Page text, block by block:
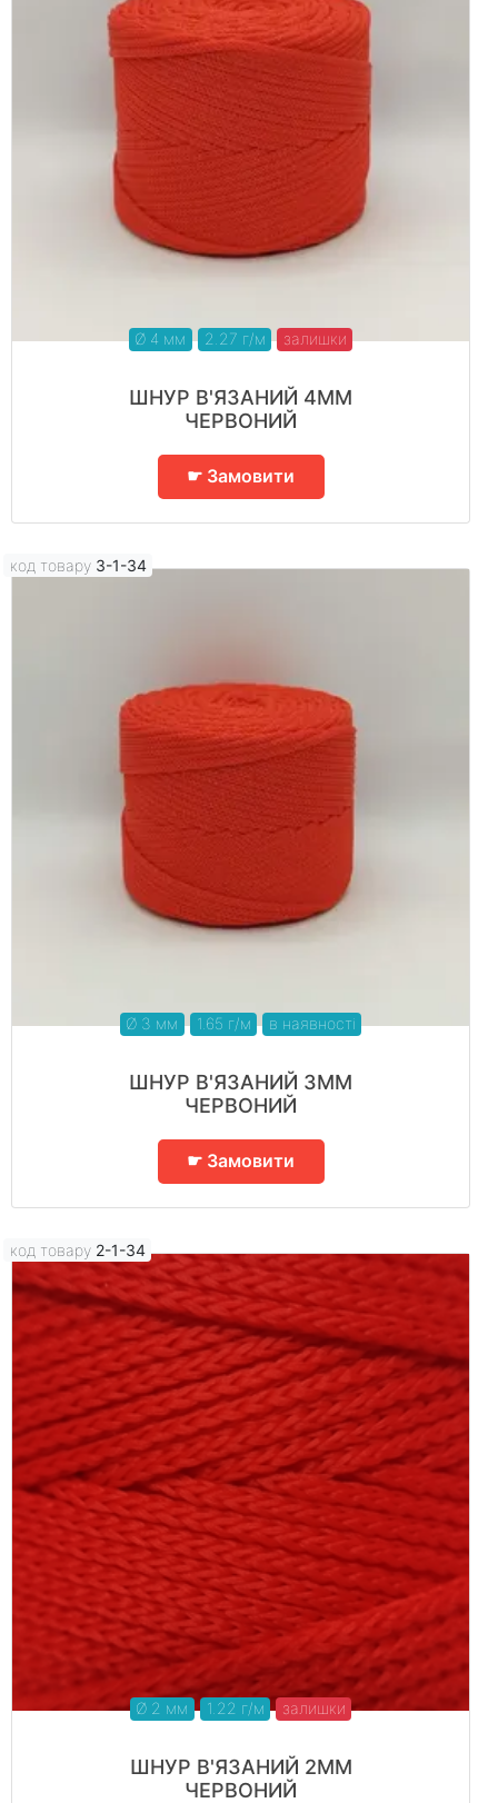
Ø 4 мм 2.27 г/м залишки
ШНУР В'ЯЗАНИЙ 4ММ
ЧЕРВОНИЙ
☛ Замовити
код товару 3-1-34
Ø 3 мм 1.65 г/м в наявності
ШНУР В'ЯЗАНИЙ 3ММ
ЧЕРВОНИЙ
☛ Замовити
код товару 2-1-34
Ø 2 мм 1.22 г/м залишки
ШНУР В'ЯЗАНИЙ 2ММ
ЧЕРВОНИЙ